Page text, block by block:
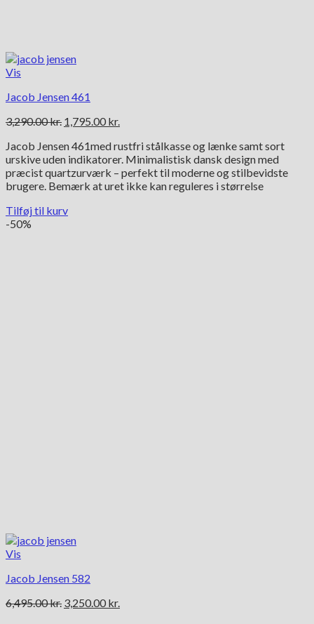
Vis
Jacob Jensen 461
3,290.00kr. Den
pris
var:
3,290.00 kr..
1,795.00 kr.
pris
er:
1,795.00 kr..
Jacob Jensen 461med rustfri stålkasse og lænke samt sort
urskive uden indikatorer. Minimalistisk dansk design med
præcist quartzurværk – perfekt til moderne og stilbevidste
brugere. Bemærk at uret ikke kan reguleres i størrelse
Tilføj til kurv
-50%
Vis
Jacob Jensen 582
6,495.00kr. Den
3,250.00 kr.